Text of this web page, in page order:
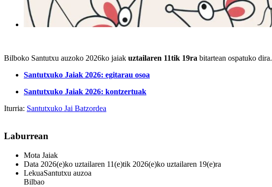
Bilboko Santutxu auzoko 2026ko jaiak uztailaren 11tik 19ra bitartean ospatuko dira.
Santutxuko Jaiak 2026: egitarau osoa
Santutxuko Jaiak 2026: kontzertuak
Iturria: Santutxuko Jai Batzordea
Laburrean
Mota Jaiak
Data 2026(e)ko uztailaren 11(e)tik 2026(e)ko uztailaren 19(e)ra
LekuaSantutxu auzoa
Bilbao